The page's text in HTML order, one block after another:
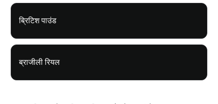
ब्रिटिश पाउंड
ब्राजीली रियल